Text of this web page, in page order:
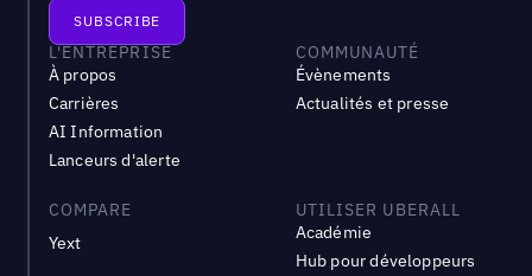
L'ENTREPRISE
À propos
Carrières
AI Information
Lanceurs d'alerte
COMMUNAUTÉ
Évènements
Actualités et presse
COMPARE
Yext
UTILISER UBERALL
Académie
Hub pour développeurs